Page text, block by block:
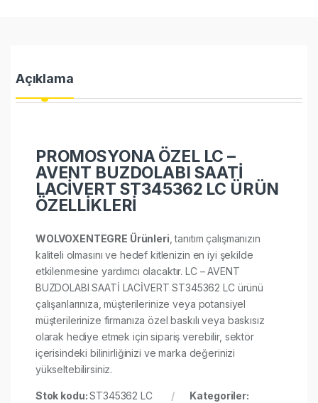
Açıklama
PROMOSYONA ÖZEL LC –
AVENT BUZDOLABI SAATİ
LACİVERT ST345362 LC ÜRÜN
ÖZELLİKLERİ
WOLVOXENTEGRE Ürünleri , tanıtım çalışmanızın
kaliteli olmasını ve hedef kitlenizin en iyi şekilde
etkilenmesine yardımcı olacaktır. LC – AVENT
BUZDOLABI SAATİ LACİVERT ST345362 LC ürünü
çalışanlarınıza, müşterilerinize veya potansiyel
müşterilerinize firmanıza özel baskılı veya baskısız
olarak hediye etmek için sipariş verebilir, sektör
içerisindeki bilinirliğinizi ve marka değerinizi
yükseltebilirsiniz.
Stok kodu:ST345362 LC Kategoriler: